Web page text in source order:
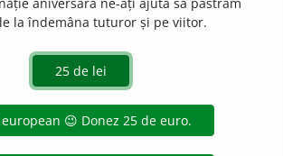
lor) Binevoitor, cordial. – Din
la îndemâna tuturor și pe viitor.